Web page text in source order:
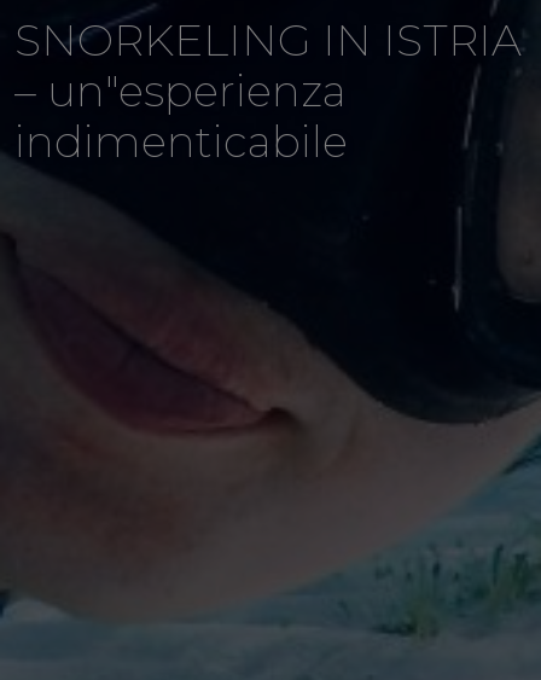
SNORKELING IN ISTRIA
– un"esperienza
indimenticabile